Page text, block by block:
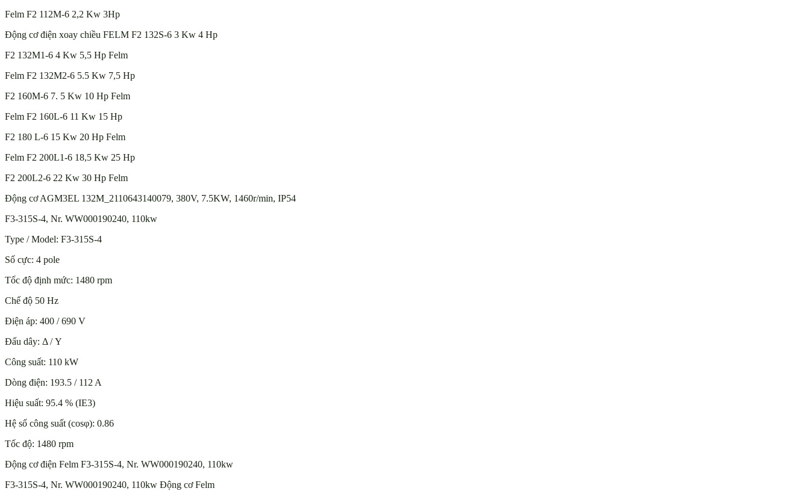
Felm F2 112M-6 2,2 Kw 3Hp
Động cơ điện xoay chiều FELM F2 132S-6 3 Kw 4 Hp
F2 132M1-6 4 Kw 5,5 Hp Felm
Felm F2 132M2-6 5.5 Kw 7,5 Hp
F2 160M-6 7. 5 Kw 10 Hp Felm
Felm F2 160L-6 11 Kw 15 Hp
F2 180 L-6 15 Kw 20 Hp Felm
Felm F2 200L1-6 18,5 Kw 25 Hp
F2 200L2-6 22 Kw 30 Hp Felm
Động cơ AGM3EL 132M_2110643140079, 380V, 7.5KW, 1460r/min, IP54
F3-315S-4, Nr. WW000190240, 110kw
Type / Model: F3-315S-4
Số cực: 4 pole
Tốc độ định mức: 1480 rpm
Chế độ 50 Hz
Điện áp: 400 / 690 V
Đấu dây: Δ / Y
Công suất: 110 kW
Dòng điện: 193.5 / 112 A
Hiệu suất: 95.4 % (IE3)
Hệ số công suất (cosφ): 0.86
Tốc độ: 1480 rpm
Động cơ điện Felm F3-315S-4, Nr. WW000190240, 110kw
F3-315S-4, Nr. WW000190240, 110kw Động cơ Felm